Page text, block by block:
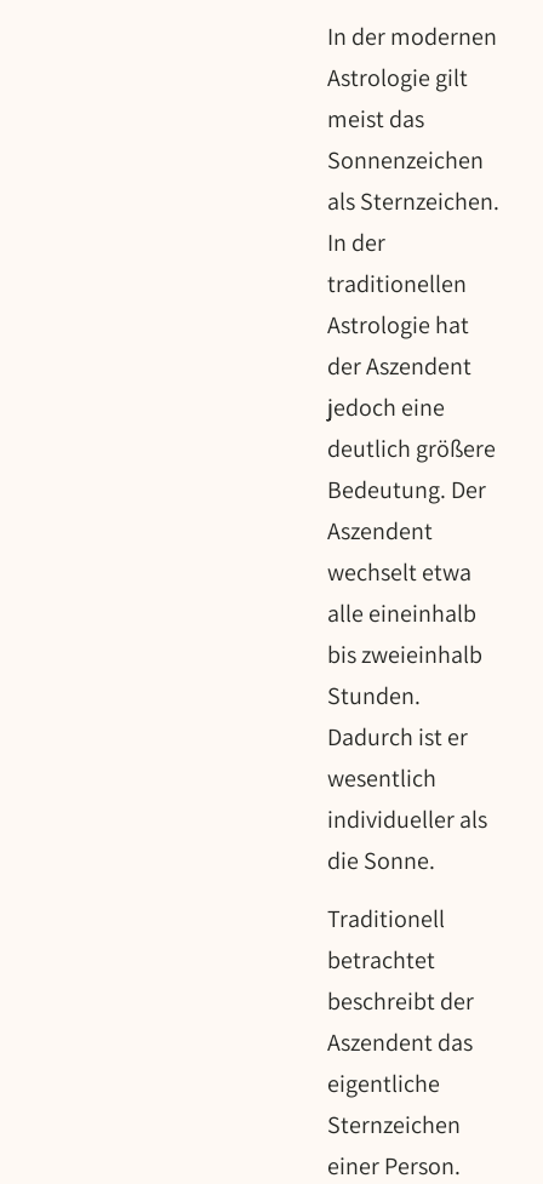
In der modernen
Astrologie gilt
meist das
Sonnenzeichen
als Sternzeichen.
In der
traditionellen
Astrologie hat
der Aszendent
jedoch eine
deutlich größere
Bedeutung. Der
Aszendent
wechselt etwa
alle eineinhalb
bis zweieinhalb
Stunden.
Dadurch ist er
wesentlich
individueller als
die Sonne.
Traditionell
betrachtet
beschreibt der
Aszendent das
eigentliche
Sternzeichen
einer Person.